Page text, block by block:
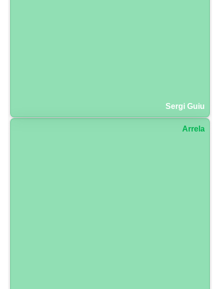
Sergi Guiu
Arrela